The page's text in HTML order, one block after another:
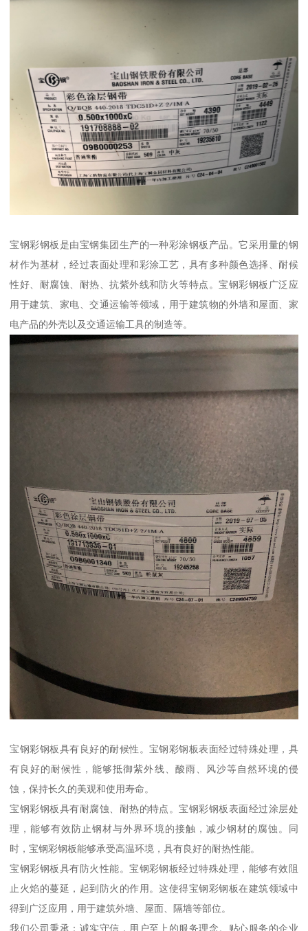
宝钢彩钢板是由宝钢集团生产的一种彩涂钢板产品。它采用量的钢
材作为基材，经过表面处理和彩涂工艺，具有多种颜色选择、耐候
性好、耐腐蚀、耐热、抗紫外线和防火等特点。宝钢彩钢板广泛应
用于建筑、家电、交通运输等领域，用于建筑物的外墙和屋面、家
电产品的外壳以及交通运输工具的制造等。
宝钢彩钢板具有良好的耐候性。宝钢彩钢板表面经过特殊处理，具
有良好的耐候性，能够抵御紫外线、酸雨、风沙等自然环境的侵
蚀，保持长久的美观和使用寿命。
宝钢彩钢板具有耐腐蚀、耐热的特点。宝钢彩钢板表面经过涂层处
理，能够有效防止钢材与外界环境的接触，减少钢材的腐蚀。同
时，宝钢彩钢板能够承受高温环境，具有良好的耐热性能。
宝钢彩钢板具有防火性能。宝钢彩钢板经过特殊处理，能够有效阻
止火焰的蔓延，起到防火的作用。这使得宝钢彩钢板在建筑领域中
得到广泛应用，用于建筑外墙、屋面、隔墙等部位。
我们公司秉承：诚实守信，用户至上的服务理念。贴心服务的企业